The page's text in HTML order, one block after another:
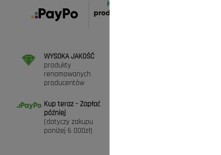
WYSOKA JAKOŚĆ
produkty
renomowanych
producentów
Kup teraz - Zapłać
później
(dotyczy zakupu
poniżej 6 000zł)